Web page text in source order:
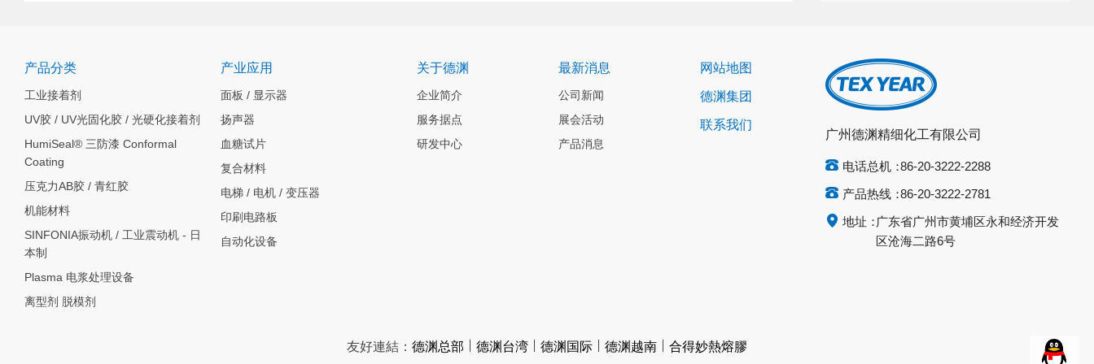
广州德渊精细化工有限公司
电话总机：86-20-3222-2288
产品热线：86-20-3222-2781
地址：广东省广州市黄埔区永和经济开发
区沧海二路6号
产品分类
工业接着剂
UV胶 / UV光固化胶 / 光硬化接着剂
HumiSeal® 三防漆 Conformal
Coating
压克力AB胶 / 青红胶
机能材料
SINFONIA振动机 / 工业震动机 - 日
本制
Plasma 电浆处理设备
离型剂 脱模剂
产业应用
面板 / 显示器
扬声器
血糖试片
复合材料
电梯 / 电机 / 变压器
印刷电路板
自动化设备
关于德渊
企业简介
服务据点
研发中心
最新消息
公司新闻
展会活动
产品消息
网站地图
德渊集团
联系我们
友好連結： 德渊总部 德渊台湾 德渊国际 德渊越南 合得妙熱熔膠